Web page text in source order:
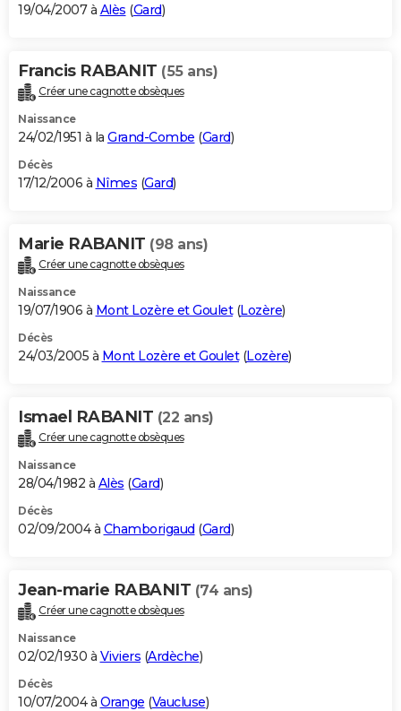
19/04/2007 à Alès (Gard)
Francis RABANIT (55 ans)
Créer une cagnotte obsèques
Naissance
24/02/1951 à la Grand-Combe (Gard)
Décès
17/12/2006 à Nîmes (Gard)
Marie RABANIT (98 ans)
Créer une cagnotte obsèques
Naissance
19/07/1906 à Mont Lozère et Goulet(Lozère)
Décès
24/03/2005 à Mont Lozère et Goulet(Lozère)
Ismael RABANIT (22 ans)
Créer une cagnotte obsèques
Naissance
28/04/1982 à Alès (Gard)
Décès
02/09/2004 à Chamborigaud (Gard)
Jean-marie RABANIT (74 ans)
Créer une cagnotte obsèques
Naissance
02/02/1930 à Viviers (Ardèche)
Décès
10/07/2004 à Orange (Vaucluse)